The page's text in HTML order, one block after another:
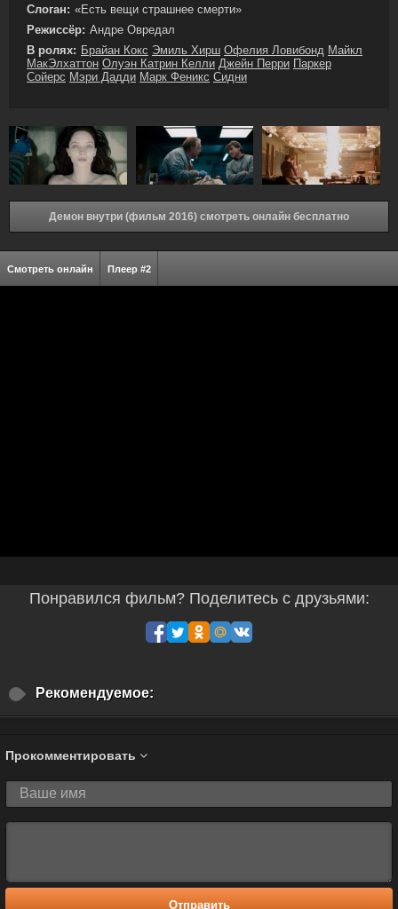
Слоган: «Есть вещи страшнее смерти»
Режиссёр: Андре Овредал
В ролях: Брайан Кокс Эмиль Хирш Офелия Ловибонд Майкл
МакЭлхаттон Олуэн Катрин Келли Джейн Перри Паркер
Сойерс Мэри Дадди Марк Феникс Сидни
Демон внутри (фильм 2016) смотреть онлайн бесплатно
Смотреть онлайн Плеер #2
Понравился фильм? Поделитесь с друзьями:
Рекомендуемое:
Прокомментировать
Отправить